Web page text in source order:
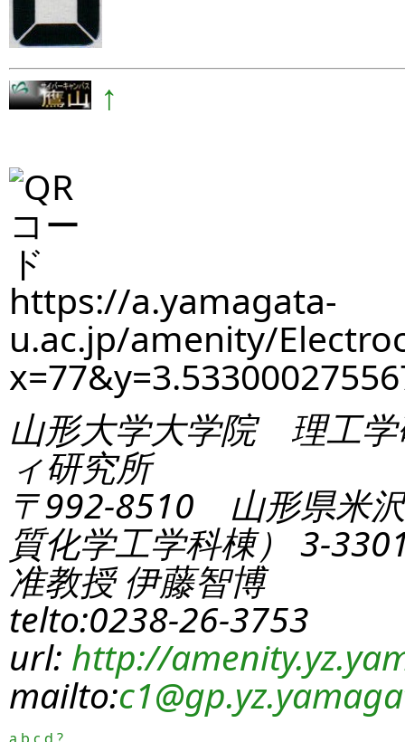
↑
https://a.yamagata-
u.ac.jp/amenity/
山形大学大学院 理工学
ィ研究所
〒992-8510 山形県米
質化学工学科棟） 3-
准教授 伊藤智博
telto:0238-26-3753
url: http://
mailto:c1